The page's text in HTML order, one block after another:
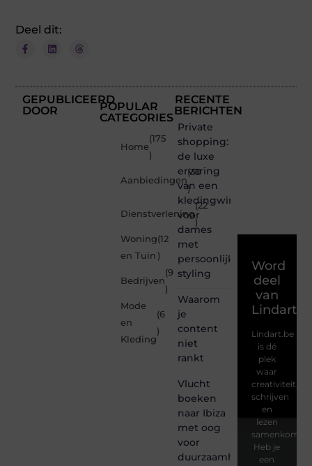
Deel dit:
GEPUBLICEERD
DOOR
POPULAR
CATEGORIES
Home
(175
)
Aanbiedingen
(30
)
Dienstverlening
(22
)
Woning
en Tuin
(12
)
Bedrijven
(9
)
Mode
en
Kleding
(6
)
RECENTE
BERICHTEN
Private
shopping:
de luxe
ervaring
van een
kledingwinkel
voor
dames
met
persoonlijke
styling
Waarom
je
content
niet
rankt
Vlucht
boeken
naar Ibiza
met oog
voor
duurzaamheid
Word
deel
van
Lindart.be
is dé
plek
waar
creativiteit,
schrijven
en
lezen
samenkomen.
Heb je
een